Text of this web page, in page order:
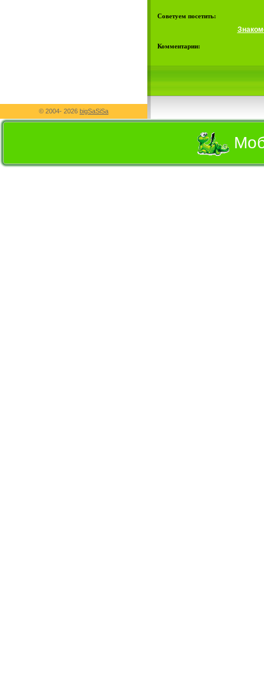
Советуем посетить:
Комментарии:
© 2004- 2026 bigSaSiSa